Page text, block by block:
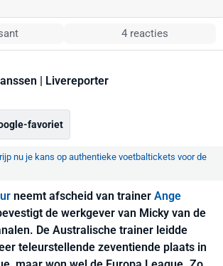
4 reacties
| Livereporter
favoriet
nu je kans op authentieke voetbaltickets voor de
neemt afscheid van trainer Ange
de werkgever van Micky van de
De Australische trainer leidde
teleurstellende zeventiende plaats in